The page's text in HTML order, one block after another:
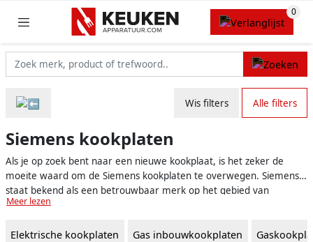
Wis filters Alle filters
Siemens kookplaten
Als je op zoek bent naar een nieuwe kookplaat, is het zeker de
moeite waard om de Siemens kookplaten te overwegen. Siemens
staat bekend als een betrouwbaar merk op het gebied van
keukenapparatuur.
Meer lezen
Elektrische kookplaten Gas inbouwkookplaten